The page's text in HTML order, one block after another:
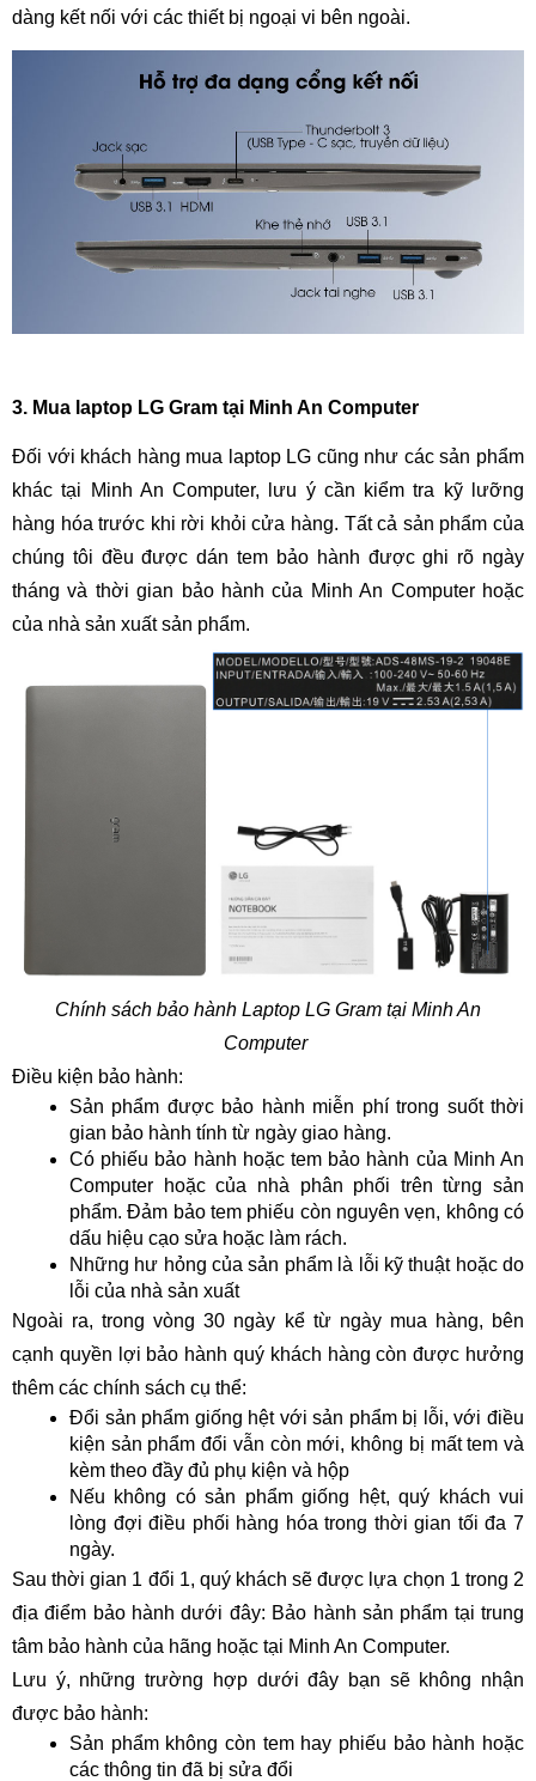
dàng kết nối với các thiết bị ngoại vi bên ngoài.
3. Mua laptop LG Gram tại Minh An Computer
Đối với khách hàng mua laptop LG cũng như các sản phẩm
khác tại Minh An Computer, lưu ý cần kiểm tra kỹ lưỡng
hàng hóa trước khi rời khỏi cửa hàng. Tất cả sản phẩm của
chúng tôi đều được dán tem bảo hành được ghi rõ ngày
tháng và thời gian bảo hành của Minh An Computer hoặc
của nhà sản xuất sản phẩm.
Chính sách bảo hành Laptop LG Gram tại Minh An
Computer
Điều kiện bảo hành:
Sản phẩm được bảo hành miễn phí trong suốt thời
gian bảo hành tính từ ngày giao hàng.
Có phiếu bảo hành hoặc tem bảo hành của Minh An
Computer hoặc của nhà phân phối trên từng sản
phẩm. Đảm bảo tem phiếu còn nguyên vẹn, không có
dấu hiệu cạo sửa hoặc làm rách.
Những hư hỏng của sản phẩm là lỗi kỹ thuật hoặc do
lỗi của nhà sản xuất
Ngoài ra, trong vòng 30 ngày kể từ ngày mua hàng, bên
cạnh quyền lợi bảo hành quý khách hàng còn được hưởng
thêm các chính sách cụ thể:
Đổi sản phẩm giống hệt với sản phẩm bị lỗi, với điều
kiện sản phẩm đổi vẫn còn mới, không bị mất tem và
kèm theo đầy đủ phụ kiện và hộp
Nếu không có sản phẩm giống hệt, quý khách vui
lòng đợi điều phối hàng hóa trong thời gian tối đa 7
ngày.
Sau thời gian 1 đổi 1, quý khách sẽ được lựa chọn 1 trong 2
địa điểm bảo hành dưới đây: Bảo hành sản phẩm tại trung
tâm bảo hành của hãng hoặc tại Minh An Computer.
Lưu ý, những trường hợp dưới đây bạn sẽ không nhận
được bảo hành:
Sản phẩm không còn tem hay phiếu bảo hành hoặc
các thông tin đã bị sửa đổi